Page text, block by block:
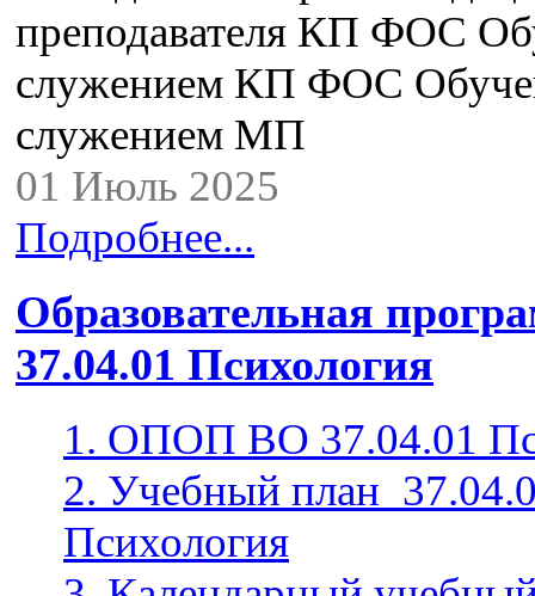
преподавателя КП ФОС
служением КП ФОС
служением МП
01 Июль 2025
Подробнее...
Образовательная
37.04.01 Психология
1. ОПОП ВО 37.04.01
2. Учебный
Психология